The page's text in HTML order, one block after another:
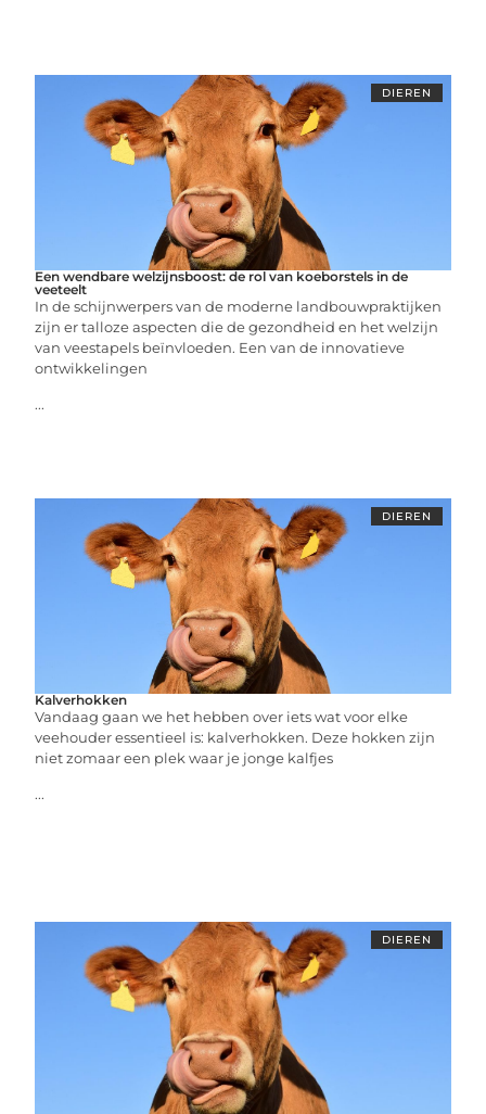
DIEREN
Een wendbare welzijnsboost: de rol van koeborstels in de
veeteelt
In de schijnwerpers van de moderne landbouwpraktijken
zijn er talloze aspecten die de gezondheid en het welzijn
van veestapels beïnvloeden. Een van de innovatieve
ontwikkelingen
...
DIEREN
Kalverhokken
Vandaag gaan we het hebben over iets wat voor elke
veehouder essentieel is: kalverhokken. Deze hokken zijn
niet zomaar een plek waar je jonge kalfjes
...
DIEREN